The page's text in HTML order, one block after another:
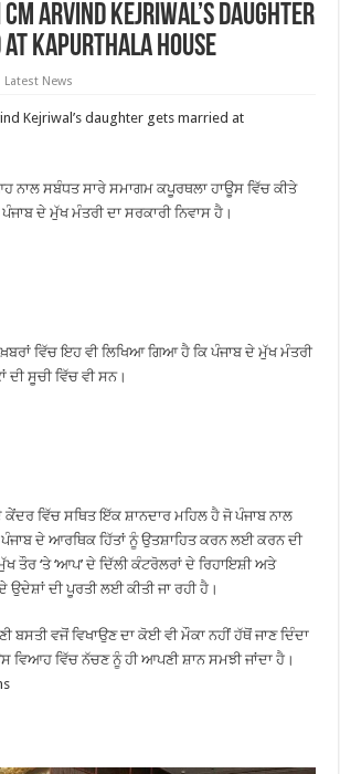
Arvind Kejriwal’s daughter
Kapurthala House
Latest News
Kejriwal’s daughter gets married at
ਨਾਲ ਸਬੰਧਤ ਸਾਰੇ ਸਮਾਗਮ ਕਪੂਰਥਲਾ ਹਾਊਸ ਵਿੱਚ ਕੀਤੇ
ਦੇ ਮੁੱਖ ਮੰਤਰੀ ਦਾ ਸਰਕਾਰੀ ਨਿਵਾਸ ਹੈ।
ਵਿੱਚ ਇਹ ਵੀ ਲਿਖਿਆ ਗਿਆ ਹੈ ਕਿ ਪੰਜਾਬ ਦੇ ਮੁੱਖ ਮੰਤਰੀ
ਸੂਚੀ ਵਿੱਚ ਵੀ ਸਨ।
ਕੇਂਦਰ ਵਿੱਚ ਸਥਿਤ ਇੱਕ ਸ਼ਾਨਦਾਰ ਮਹਿਲ ਹੈ ਜੋ ਪੰਜਾਬ ਨਾਲ
ਦੇ ਆਰਥਿਕ ਹਿੱਤਾਂ ਨੂੰ ਉਤਸ਼ਾਹਿਤ ਕਰਨ ਲਈ ਕਰਨ ਦੀ
ਤੌਰ ‘ਤੇ ‘ਆਪ’ ਦੇ ਦਿੱਲੀ ਕੰਟਰੋਲਰਾਂ ਦੇ ਰਿਹਾਇਸ਼ੀ ਅਤੇ
ਉਦੇਸ਼ਾਂ ਦੀ ਪੂਰਤੀ ਲਈ ਕੀਤੀ ਜਾ ਰਹੀ ਹੈ।
ਬਸਤੀ ਵਜੋਂ ਵਿਖਾਉਣ ਦਾ ਕੋਈ ਵੀ ਮੌਕਾ ਨਹੀਂ ਹੱਥੋਂ ਜਾਣ ਦਿੰਦਾ
ਵਿਆਹ ਵਿੱਚ ਨੱਚਣ ਨੂੰ ਹੀ ਆਪਣੀ ਸ਼ਾਨ ਸਮਝੀ ਜਾਂਦਾ ਹੈ।